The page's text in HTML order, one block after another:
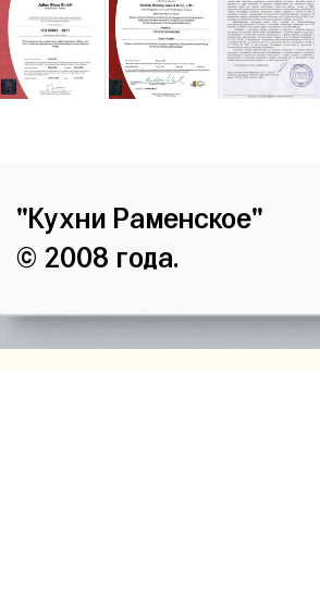
"Кухни Раменское"
© 2008 года.